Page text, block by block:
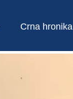
Crna hronika